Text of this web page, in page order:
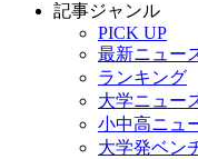
記事ジャンル
PICK UP
最新ニュー
ランキング
大学ニュー
小中高ニュ
大学発ベン